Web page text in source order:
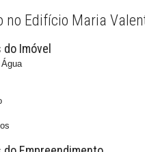
no Edifício Maria
Imóvel